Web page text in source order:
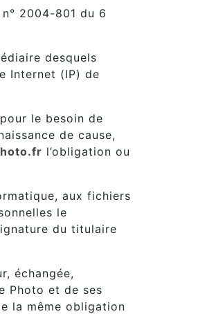
2004-801 du 6
desquels
Internet (IP) de
le besoin de
de cause,
l’obligation ou
aux fichiers
le
du titulaire
échangée,
Photo et de ses
la même obligation